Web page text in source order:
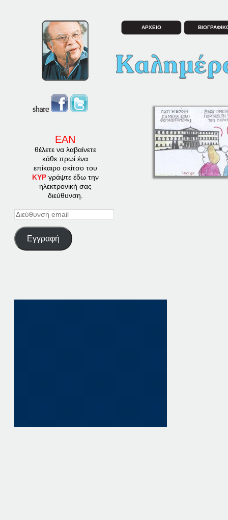
ΕΑΝ
θέλετε να λαβαίνετε
κάθε πρωί ένα
επίκαιρο σκίτσο του
ΚΥΡγράψτε έδω την
ηλεκτρονική σας
διεύθυνση.
Διεύθυνση
Εγγραφή
ΑΡΧΕΙΟ